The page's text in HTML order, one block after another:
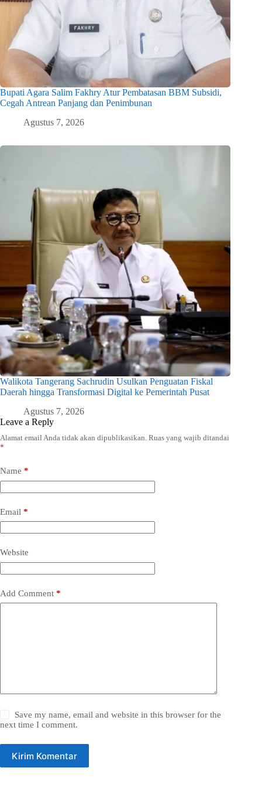
Bupati Agara Salim Fakhry Atur Pembatasan BBM Subsidi,
Cegah Antrean Panjang dan Penimbunan
Agustus 7, 2026
Walikota Tangerang Sachrudin Usulkan Penguatan Fiskal
Daerah hingga Transformasi Digital ke Pemerintah Pusat
Agustus 7, 2026
Leave a Reply
Alamat email Anda tidak akan dipublikasikan. Ruas yang wajib ditandai
*
Name *
Email *
Website
Add Comment *
Save my name, email and website in this browser for the
next time I comment.
Kirim Komentar